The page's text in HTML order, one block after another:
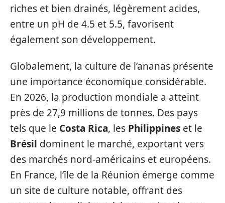
riches et bien drainés, légèrement acides,
entre un pH de 4.5 et 5.5, favorisent
également son développement.
Globalement, la culture de l’ananas présente
une importance économique considérable.
En 2026, la production mondiale a atteint
près de 27,9 millions de tonnes. Des pays
tels que le Costa Rica, les Philippines et le
Brésil dominent le marché, exportant vers
des marchés nord-américains et européens.
En France, l’île de la Réunion émerge comme
un site de culture notable, offrant des